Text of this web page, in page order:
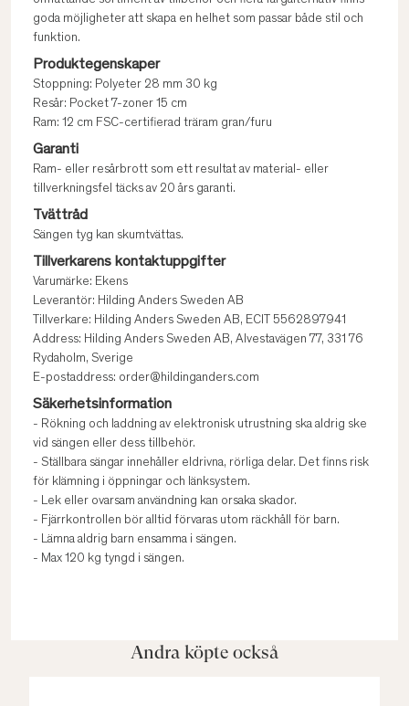
goda möjligheter att skapa en helhet som passar både stil och
funktion.
Produktegenskaper
Stoppning: Polyeter 28 mm 30 kg
Resår: Pocket 7-zoner 15 cm
Ram: 12 cm FSC-certifierad träram gran/furu
Garanti
Ram- eller resårbrott som ett resultat av material- eller
tillverkningsfel täcks av 20 års garanti.
Tvättråd
Sängen tyg kan skumtvättas.
Tillverkarens kontaktuppgifter
Varumärke: Ekens
Leverantör: Hilding Anders Sweden AB
Tillverkare: Hilding Anders Sweden AB, ECIT 5562897941
Address: Hilding Anders Sweden AB, Alvestavägen 77, 331 76
Rydaholm, Sverige
E-postaddress: order@hildinganders.com
Säkerhetsinformation
- Rökning och laddning av elektronisk utrustning ska aldrig ske
vid sängen eller dess tillbehör.
- Ställbara sängar innehåller eldrivna, rörliga delar. Det finns risk
för klämning i öppningar och länksystem.
- Lek eller ovarsam användning kan orsaka skador.
- Fjärrkontrollen bör alltid förvaras utom räckhåll för barn.
- Lämna aldrig barn ensamma i sängen.
- Max 120 kg tyngd i sängen.
Andra köpte också